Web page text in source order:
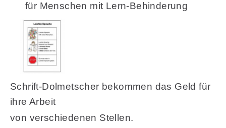
für Menschen mit Lern-Behinderung
Schrift-Dolmetscher bekommen das Geld für
ihre Arbeit
von verschiedenen Stellen.